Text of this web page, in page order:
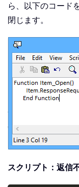
ら、以下のコード
閉じます。
スクリプト：返信